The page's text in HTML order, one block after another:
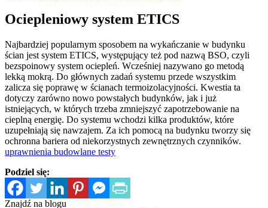
Ociepleniowy system ETICS
Najbardziej popularnym sposobem na wykańczanie w budynku
ścian jest system ETICS, występujący też pod nazwą BSO, czyli
bezspoinowy system ociepleń. Wcześniej nazywano go metodą
lekką mokrą. Do głównych zadań systemu przede wszystkim
zalicza się poprawę w ścianach termoizolacyjności. Kwestia ta
dotyczy zarówno nowo powstałych budynków, jak i już
istniejących, w których trzeba zmniejszyć zapotrzebowanie na
cieplną energię. Do systemu wchodzi kilka produktów, które
uzupełniają się nawzajem. Za ich pomocą na budynku tworzy się
ochronna bariera od niekorzystnych zewnętrznych czynników.
uprawnienia budowlane testy
Podziel się:
Znajdź na blogu